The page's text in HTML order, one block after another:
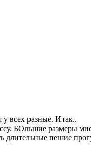
всех разные. Итак..
БОльшие размеры
длительные пешие